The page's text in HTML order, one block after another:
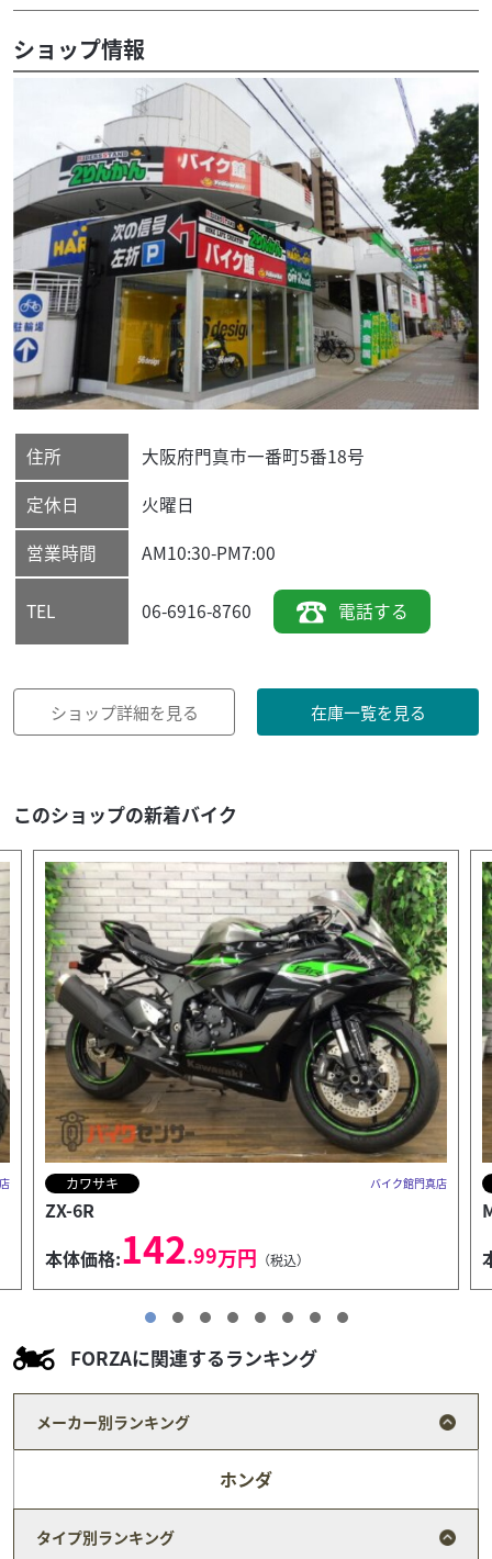
ショップ情報
住所 大阪府門真市一番町5番18号
定休日
火曜日
営業時間
AM10:30-PM7:00
TEL 06-6916-8760 電話する
ショップ詳細を見る 在庫一覧を見る
このショップの新着バイク
真店 ホンダ バイク館門真店
Monkey 125
本体価格:43.99万円 （税込）
FORZAに関連するランキング
メーカー別ランキング
ホンダ
タイプ別ランキング